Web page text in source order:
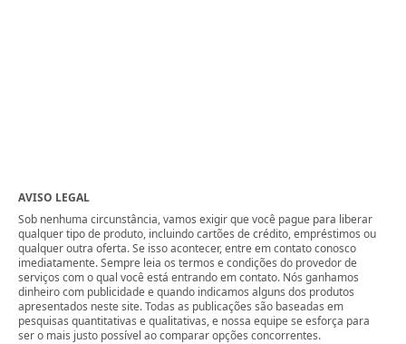
AVISO LEGAL
Sob nenhuma circunstância, vamos exigir que você pague para liberar
qualquer tipo de produto, incluindo cartões de crédito, empréstimos ou
qualquer outra oferta. Se isso acontecer, entre em contato conosco
imediatamente. Sempre leia os termos e condições do provedor de
serviços com o qual você está entrando em contato. Nós ganhamos
dinheiro com publicidade e quando indicamos alguns dos produtos
apresentados neste site. Todas as publicações são baseadas em
pesquisas quantitativas e qualitativas, e nossa equipe se esforça para
ser o mais justo possível ao comparar opções concorrentes.